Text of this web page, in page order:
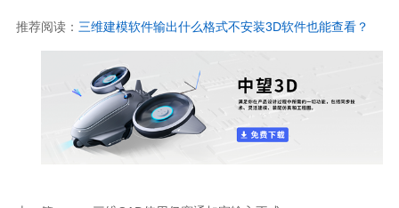
推荐阅读： 三维建模软件输出什么格式不安装3D软件也能查看？